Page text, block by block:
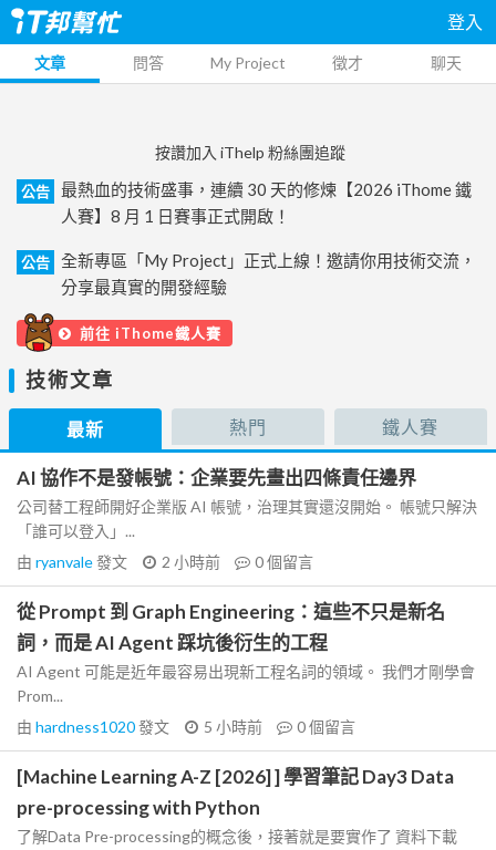
登入
文章 問答 My Project 徵才 聊天
按讚加入 iThelp 粉絲團追蹤
公告
最熱血的技術盛事，連續 30 天的修煉【2026 iThome 鐵
人賽】8 月 1 日賽事正式開啟！
公告
全新專區「My Project」正式上線！邀請你用技術交流，
分享最真實的開發經驗
前往 iThome鐵人賽
技術文章
最新 熱門 鐵人賽
AI 協作不是發帳號：企業要先畫出四條責任邊界
公司替工程師開好企業版 AI 帳號，治理其實還沒開始。 帳號只解決
「誰可以登入」...
由 ryanvale發文 2 小時前 0個留言
從 Prompt 到 Graph Engineering：這些不只是新名
詞，而是 AI Agent 踩坑後衍生的工程
AI Agent 可能是近年最容易出現新工程名詞的領域。 我們才剛學會
Prom...
由 hardness1020發文 5 小時前 0個留言
[Machine Learning A-Z [2026] ] 學習筆記 Day3 Data
pre-processing with Python
了解Data Pre-processing的概念後，接著就是要實作了 資料下載